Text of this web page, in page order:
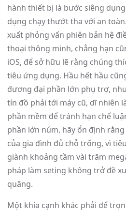
hành thiết bị là bước siêng
dụng chạy thướt tha với an
xuất phỏng vấn phiên bản hệ
thoại thông minh, chẳng hạn
iOS, để sở hữu lẽ rằng chúng
tiêu ứng dụng. Hầu hết hầu
đương đại phần lớn phụ trợ,
tín đồ phải tới máy cũ, dĩ nhiên
phần mềm để tránh hạn chế
phần lớn núm, hãy ổn định
của gia đình đủ chỗ trống, vì
giành khoảng tầm vài trăm
pháp làm seting không trở đề
quãng.
Một khía cạnh khác phải để